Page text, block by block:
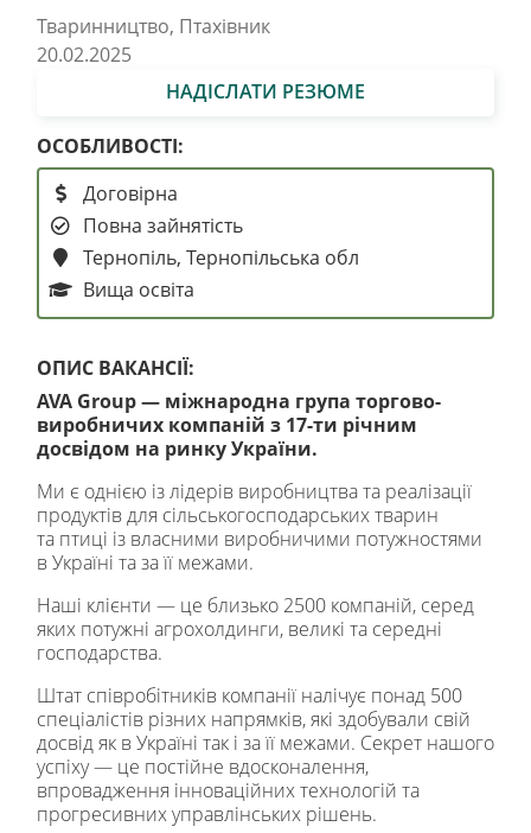
Тваринництво, Птахівник
20.02.2025
НАДІСЛАТИ РЕЗЮМЕ
ОСОБЛИВОСТІ:
Договірна
Повна зайнятість
Тернопіль, Тернопільська обл
Вища освіта
ОПИС ВАКАНСІЇ:
AVA Group — міжнародна група торгово-
виробничих компаній з 17-ти річним
досвідом на ринку України.
Ми є однією із лідерів виробництва та реалізації
продуктів для сільськогосподарських тварин
та птиці із власними виробничими потужностями
в Україні та за її межами.
Наші клієнти — це близько 2500 компаній, серед
яких потужні агрохолдинги, великі та середні
господарства.
Штат співробітників компанії налічує понад 500
спеціалістів різних напрямків, які здобували свій
досвід як в Україні так і за її межами. Секрет нашого
успіху — це постійне вдосконалення,
впровадження інноваційних технологій та
прогресивних управлінських рішень.